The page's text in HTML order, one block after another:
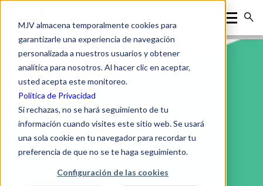
MJV almacena temporalmente cookies para
garantizarle una experiencia de navegación
personalizada a nuestros usuarios y obtener
analítica para nosotros. Al hacer clic en aceptar,
usted acepta este monitoreo.
Política de Privacidad
Si rechazas, no se hará seguimiento de tu
información cuando visites este sitio web. Se usará
una sola cookie en tu navegador para recordar tu
preferencia de que no se te haga seguimiento.
Configuración de las cookies